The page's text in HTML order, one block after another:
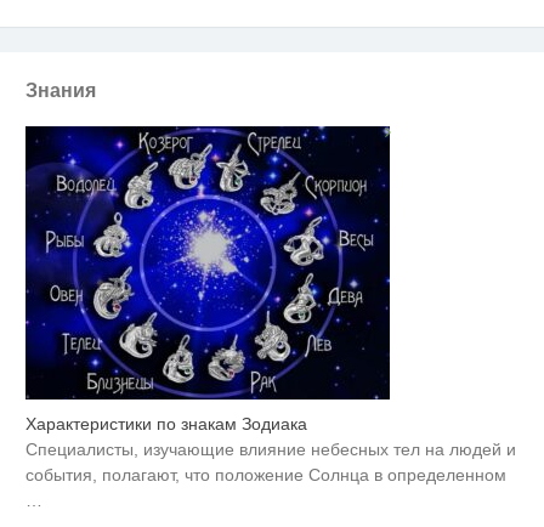
Знания
Характеристики по знакам Зодиака
Специалисты, изучающие влияние небесных тел на людей и
события, полагают, что положение Солнца в определенном
Скрытая камера на пляже
Крыма: Что люди вытворяют,
когда их не видят...